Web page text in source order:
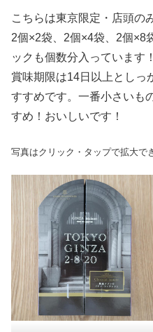
こちらは東京限定・店頭の
2個×2袋、2個×4袋、2個×8
ックも個数分入っています！
賞味期限は14日以上としっ
すすめです。一番小さいも
すめ！おいしいです！
写真はクリック・タップで拡大で